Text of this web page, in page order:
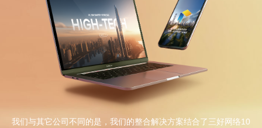
我们与其它公司不同的是，我们的整合解决方案结合了三好网络10